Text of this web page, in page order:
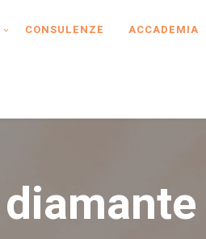
CONSULENZE ACCADEMIA
diamante